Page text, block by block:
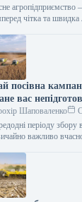
агропідприємство
чітка та швидка
тонн зерна, робота з
посівна
вас
Шаповаленко
періоду
важливо
всі процедури
є…